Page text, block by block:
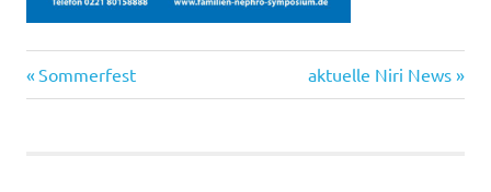
Beitragsnavigation
Vorheriger
Beitrag:
Sommerfest
Nächster
Beitrag:
aktuelle Niri News